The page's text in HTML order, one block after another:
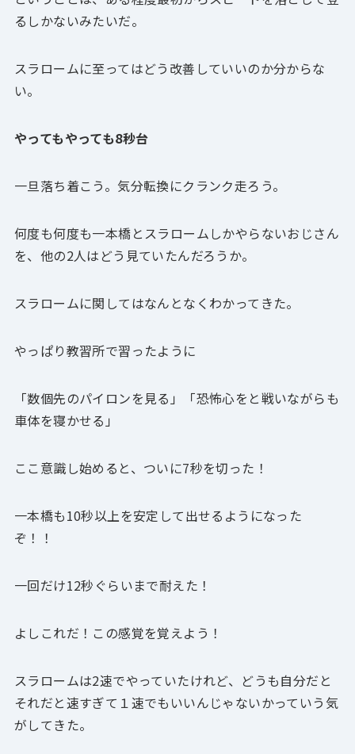
るしかないみたいだ。
スラロームに至ってはどう改善していいのか分からな
い。
やってもやっても8秒台
一旦落ち着こう。気分転換にクランク走ろう。
何度も何度も一本橋とスラロームしかやらないおじさん
を、他の2人はどう見ていたんだろうか。
スラロームに関してはなんとなくわかってきた。
やっぱり教習所で習ったように
「数個先のパイロンを見る」「恐怖心をと戦いながらも
車体を寝かせる」
ここ意識し始めると、ついに7秒を切った！
一本橋も10秒以上を安定して出せるようになった
ぞ！！
一回だけ12秒ぐらいまで耐えた！
よしこれだ！この感覚を覚えよう！
スラロームは2速でやっていたけれど、どうも自分だと
それだと速すぎて１速でもいいんじゃないかっていう気
がしてきた。